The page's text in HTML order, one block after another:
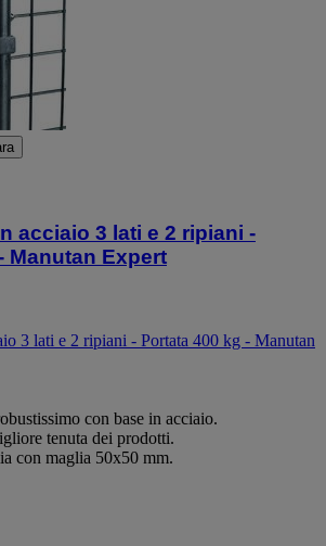
acciaio 3 lati e 2 ripiani -
Manutan Expert
3 lati e 2 ripiani - Portata 400 kg - Manutan
con base in acciaio.
tenuta dei prodotti.
con maglia 50x50 mm.